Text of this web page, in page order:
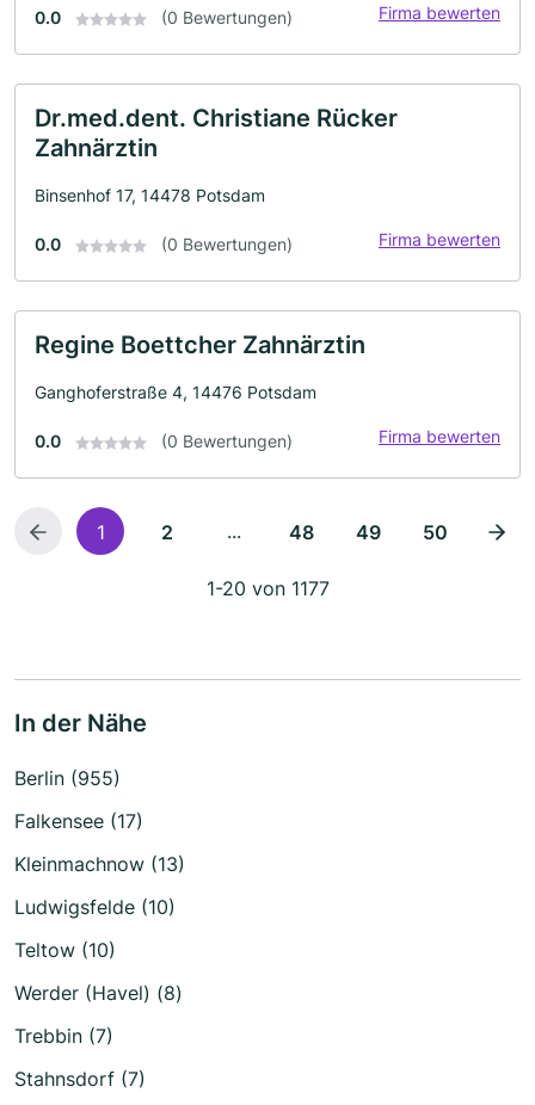
0.0 (0 Bewertungen) Firma bewerten
Dr.med.dent. Christiane Rücker
Zahnärztin
Binsenhof 17, 14478 Potsdam
0.0 (0 Bewertungen) Firma bewerten
Regine Boettcher Zahnärztin
Ganghoferstraße 4, 14476 Potsdam
0.0 (0 Bewertungen) Firma bewerten
1 2 ... 48 49 50
1-20 von 1177
In der Nähe
Berlin (955)
Falkensee (17)
Kleinmachnow (13)
Ludwigsfelde (10)
Teltow (10)
Werder (Havel) (8)
Trebbin (7)
Stahnsdorf (7)